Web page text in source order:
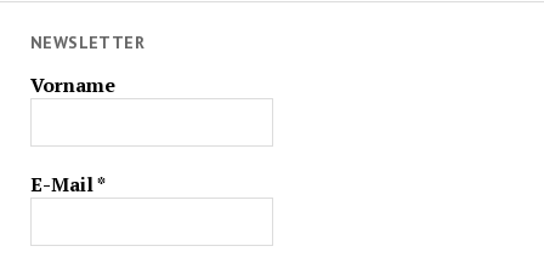
NEWSLETTER
Vorname
E-Mail*